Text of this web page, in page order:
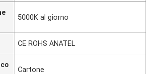
5000K al giorno
CE ROHS ANATEL
Cartone